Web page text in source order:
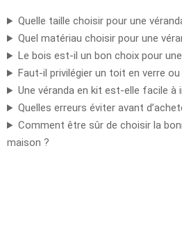
Quelle taille choisir pour une
Quel matériau choisir pour une
Le bois est-il un bon choix pour
Faut-il privilégier un toit en verre
Une véranda en kit est-elle facile à
Quelles erreurs éviter avant
Comment être sûr de choisir la
maison ?